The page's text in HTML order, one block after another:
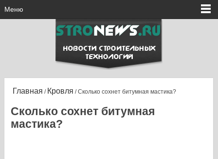
Меню
Главная / Кровля / Сколько сохнет битумная мастика?
Сколько сохнет битумная
мастика?